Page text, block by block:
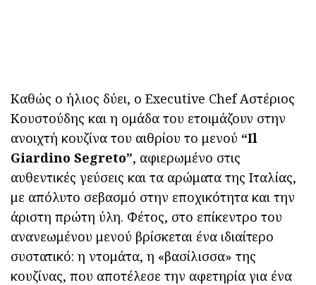
Καθώς ο ήλιος δύει, ο Executive Chef Αστέριος
Κουστούδης και η ομάδα του ετοιμάζουν στην
ανοιχτή κουζίνα του αιθρίου το μενού “Il
Giardino Segreto”, αφιερωμένο στις
αυθεντικές γεύσεις και τα αρώματα της Ιταλίας,
με απόλυτο σεβασμό στην εποχικότητα και την
άριστη πρώτη ύλη. Φέτος, στο επίκεντρο του
ανανεωμένου μενού βρίσκεται ένα ιδιαίτερο
συστατικό: η ντομάτα, η «βασίλισσα» της
κουζίνας, που αποτέλεσε την αφετηρία για ένα